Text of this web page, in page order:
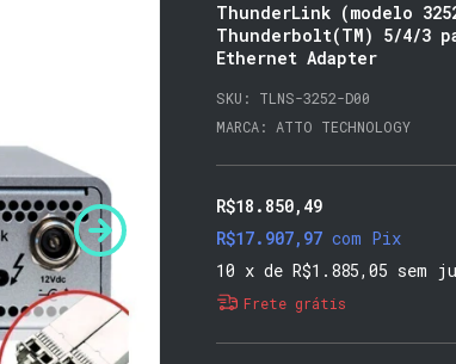
ThunderLink (modelo
Thunderbolt(TM) 5/4/3
Ethernet Adapter
SKU: TLNS-3252-D00
MARCA: ATTO TECHNOLOGY
R$18.850,49
R$17.907,97 com Pix
10 x de R$1.885,05 sem
Frete grátis